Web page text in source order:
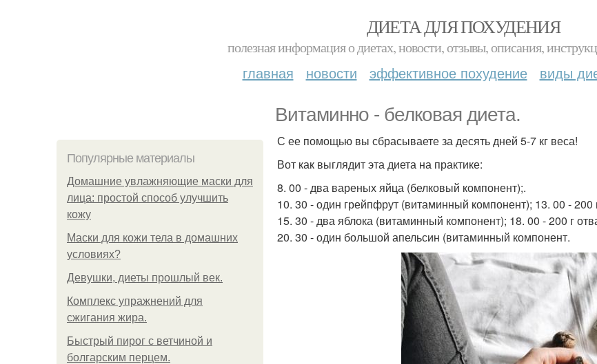
ДИЕТА ДЛЯ ПОХУДЕНИЯ
полезная информация о диетах, новости, отзывы, описания,
главная новости эффективное похудение виды
Витаминно - белковая диета.
Популярные материалы
Домашние увлажняющие маски для
лица: простой способ улучшить
кожу
Маски для кожи тела в домашних
условиях?
Девушки, диеты прошлый век.
Комплекс упражнений для
сжигания жира.
Быстрый пирог с ветчиной и
болгарским перцем.
С ее помощью вы сбрасываете за десять дней 5-7 кг веса!
Вот как выглядит эта диета на практике:
8. 00 - два вареных яйца (белковый компонент);.
10. 30 - один грейпфрут (витаминный компонент); 13. 00 -
15. 30 - два яблока (витаминный компонент); 18. 00 - 200 г
20. 30 - один большой апельсин (витаминный компонент.